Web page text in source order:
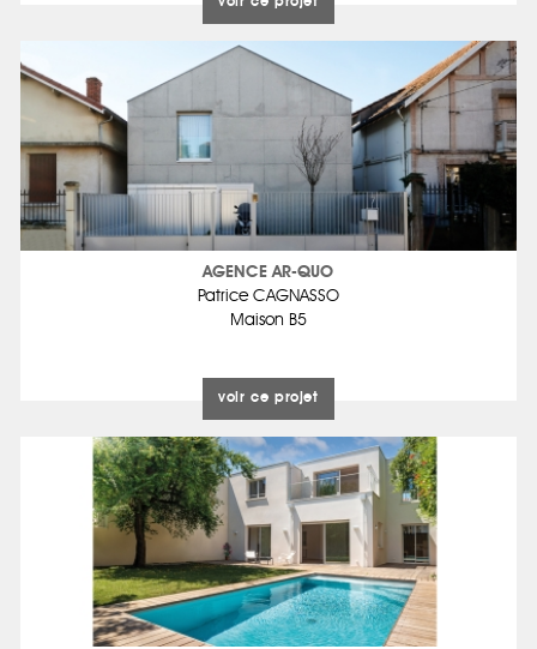
AGENCE AR-QUO
Patrice CAGNASSO
Maison B5
voir ce projet